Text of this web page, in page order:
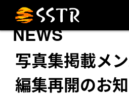
NEWS
写真集掲載メ
編集再開のお